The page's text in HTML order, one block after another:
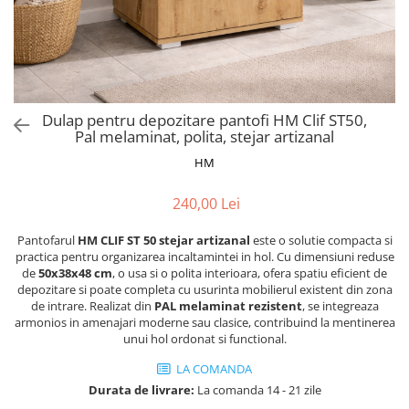
Saltele Pocket
Saltele cu arcuri impachetate
individual
Saltele Memory Pocket
Saltele Memory Foam
Saltele Memory Pocket
Saltele Latex
Saltele Memory
Saltele 140x200
Saltele 160x200
Noptiere
Paturi
Seturi de pat si saltea
Masute de toaleta
Mobilier living
Scaune pentru living
Mobilier birou
Scaune ergonomice
Etajere Birou
Dulap birou
Scaune pentru vizitatori
Scaune birou
Scaune profesionale
Scaune Lemn
Scaune birou copii
Scaune resigilate
Dulap pentru depozitare pantofi HM Clif ST50,
Pal melaminat, polita, stejar artizanal
HM
240,00 Lei
Pantofarul HM CLIF ST 50 stejar artizanal este o solutie compacta si
practica pentru organizarea incaltamintei in hol. Cu dimensiuni reduse
de50x38x48 cm, o usa si o polita interioara, ofera spatiu eficient de
depozitare si poate completa cu usurinta mobilierul existent din zona
de intrare. Realizat din PAL melaminat rezistent, se integreaza
armonios in amenajari moderne sau clasice, contribuind la mentinerea
unui hol ordonat si functional.
LA COMANDA
Durata de livrare: La comanda 14 - 21 zile